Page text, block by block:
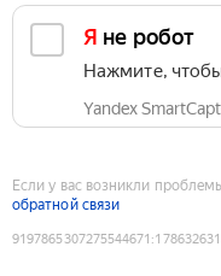
Я не робот
Нажмите,
Yandex
Если у вас возникли
обратной связи
9197865307275544671 :